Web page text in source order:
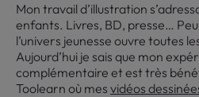
Mon travail d’illustration
enfants. Livres, BD, presse…
l’univers jeunesse ouvre toutes
Aujourd’hui je sais que mon
complémentaire et est très
Toolearn où mesvidéos